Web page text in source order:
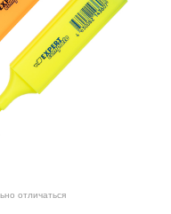
отличаться